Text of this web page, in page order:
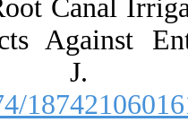
Cerroni L.
Plant Extracts
Dent J.
[DOI:10.2174/